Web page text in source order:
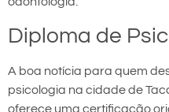
Diploma de
A boa notícia para quem
psicologia na cidade de
oferece uma certificação